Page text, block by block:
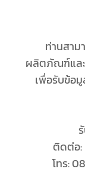
ท่านสา
ผลิตภัณฑ์และ
เพื่อรับข้อ
ติดต่อ:
โทร: